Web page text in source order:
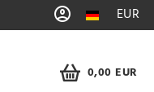
EUR
0,00 EUR